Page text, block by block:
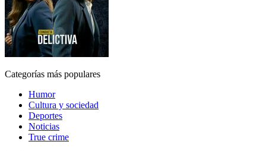
Categorías más populares
Humor
Cultura y sociedad
Deportes
Noticias
True crime